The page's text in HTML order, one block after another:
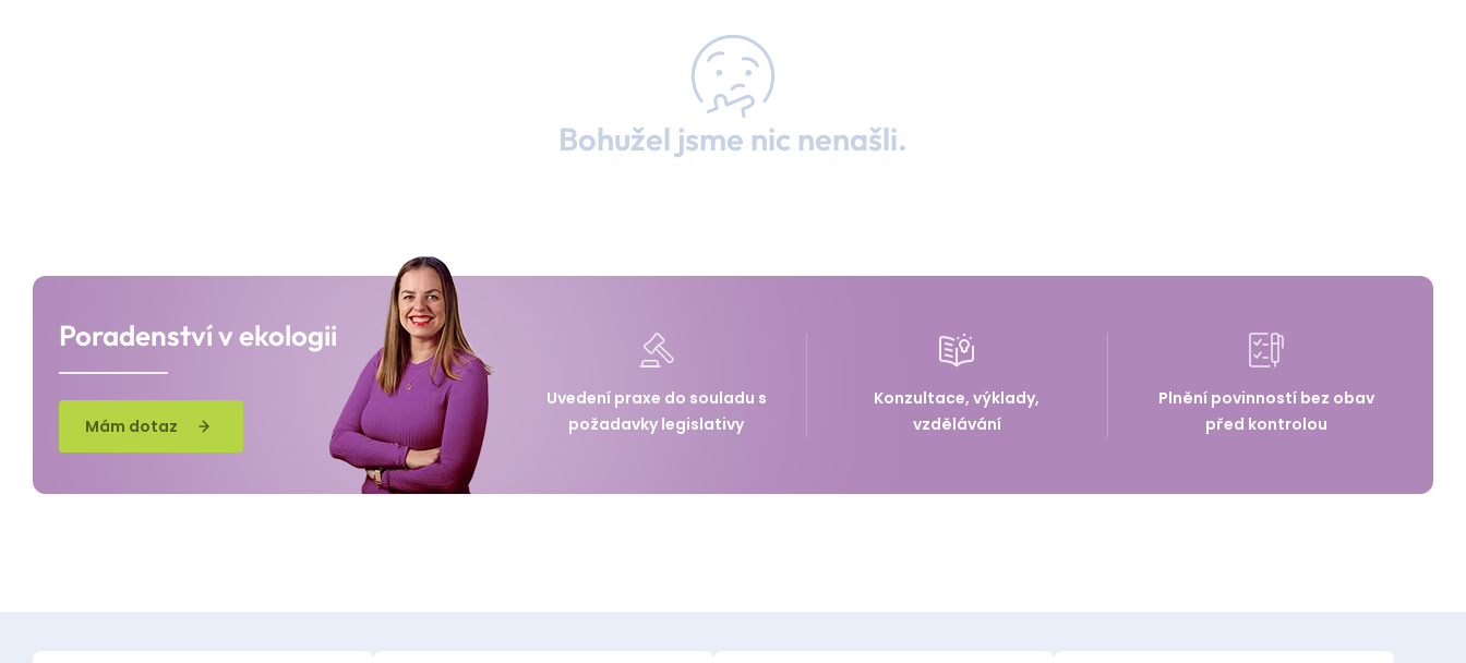
Bohužel jsme nic nenašli.
Poradenství v ekologii
Mám dotaz
Uvedení praxe do souladu s
požadavky legislativy
Konzultace, výklady,
vzdělávání
Plnění povinností bez obav
před kontrolou